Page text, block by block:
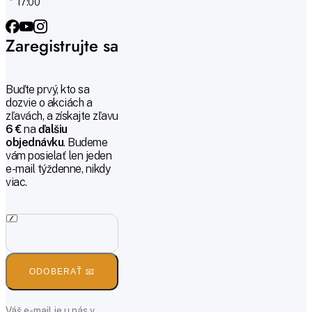
Zaregistrujte sa
Buďte prvý, kto sa
dozvie o akciách a
zľavách, a získajte zľavu
6 €na ďalšiu
objednávku. Budeme
vám posielať len jeden
e-mail týždenne, nikdy
viac.
ODOBERAŤ 📧